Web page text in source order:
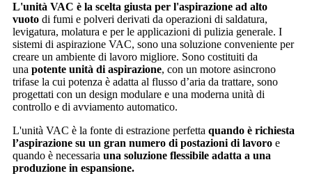
L'unità VAC è la scelta giusta per l'aspirazione ad alto
vuoto di fumi e polveri derivati da operazioni di saldatura,
levigatura, molatura e per le applicazioni di pulizia generale. I
sistemi di aspirazione VAC, sono una soluzione conveniente per
creare un ambiente di lavoro migliore. Sono costituiti da
una potente unità di aspirazione, con un motore asincrono
trifase la cui potenza è adatta al flusso d’aria da trattare, sono
progettati con un design modulare e una moderna unità di
controllo e di avviamento automatico.
L'unità VAC è la fonte di estrazione perfetta quando è richiesta
l’aspirazione su un gran numero di postazioni di lavoro e
quando è necessaria una soluzione flessibile adatta a una
produzione in espansione.